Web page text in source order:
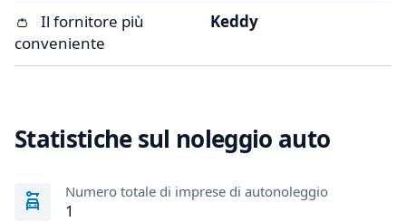
👛
Il fornitore più
conveniente
Keddy
Statistiche sul noleggio auto
Numero totale di imprese di autonoleggio
1